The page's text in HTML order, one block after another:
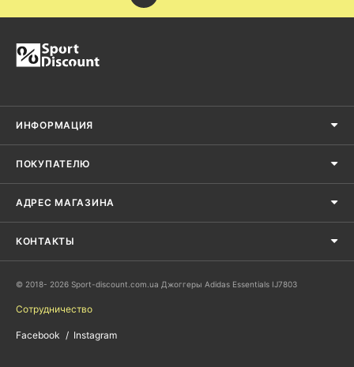
ИНФОРМАЦИЯ
ПОКУПАТЕЛЮ
АДРЕС МАГАЗИНА
КОНТАКТЫ
© 2018- 2026 Sport-discount.com.ua Джоггеры Adidas Essentials IJ7803
Сотрудничество
Facebook Instagram